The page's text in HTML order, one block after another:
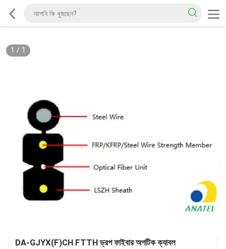
1 / 1
DA-GJYX(F)CH FTTH ড্রপ ফাইবার অপটিক ক্যাবল